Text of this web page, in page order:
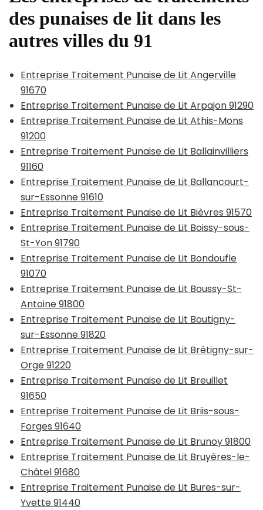
des punaises de lit dans les
autres villes du 91
Entreprise Traitement Punaise de Lit Angerville
91670
Entreprise Traitement Punaise de Lit Arpajon 91290
Entreprise Traitement Punaise de Lit Athis-Mons
91200
Entreprise Traitement Punaise de Lit Ballainvilliers
91160
Entreprise Traitement Punaise de Lit Ballancourt-
sur-Essonne 91610
Entreprise Traitement Punaise de Lit Bièvres 91570
Entreprise Traitement Punaise de Lit Boissy-sous-
St-Yon 91790
Entreprise Traitement Punaise de Lit Bondoufle
91070
Entreprise Traitement Punaise de Lit Boussy-St-
Antoine 91800
Entreprise Traitement Punaise de Lit Boutigny-
sur-Essonne 91820
Entreprise Traitement Punaise de Lit Brétigny-sur-
Orge 91220
Entreprise Traitement Punaise de Lit Breuillet
91650
Entreprise Traitement Punaise de Lit Briis-sous-
Forges 91640
Entreprise Traitement Punaise de Lit Brunoy 91800
Entreprise Traitement Punaise de Lit Bruyères-le-
Châtel 91680
Entreprise Traitement Punaise de Lit Bures-sur-
Yvette 91440